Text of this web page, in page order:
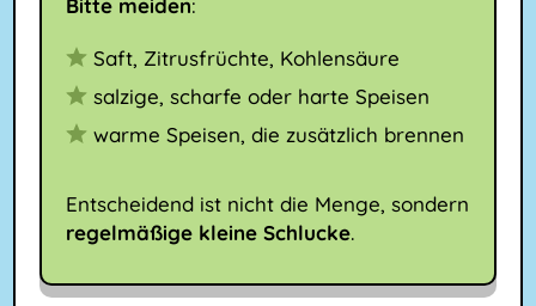
Bitte meiden:
Saft, Zitrusfrüchte, Kohlensäure
salzige, scharfe oder harte Speisen
warme Speisen, die zusätzlich brennen
Entscheidend ist nicht die Menge, sondern
regelmäßige kleine Schlucke.